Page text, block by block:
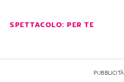
SPETTACOLO: PER TE
PUBBLICITÀ